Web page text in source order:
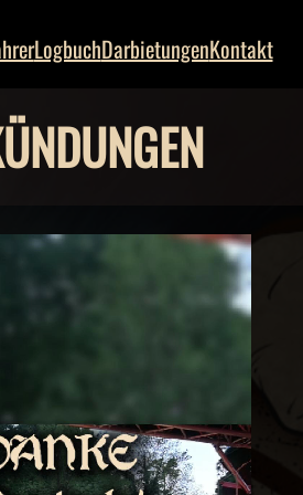
LogbuchDarbietungenKontakt